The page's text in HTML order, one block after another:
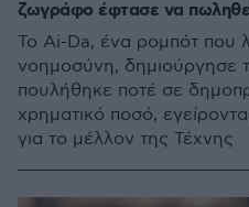
ζωγράφο έφτασε να
Το Ai-Da, ένα ρομπότ που
νοημοσύνη, δημιούργησε
πουλήθηκε ποτέ σε
χρηματικό ποσό,
για το μέλλον της Τέχνης